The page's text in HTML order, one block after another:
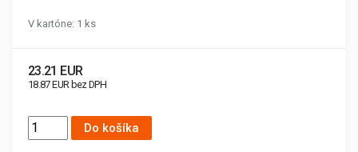
V kartóne: 1 ks
23.21 EUR
18.87 EUR bez DPH
Do košíka